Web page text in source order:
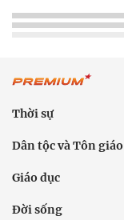
Thời sự
Dân tộc và Tôn giáo
Giáo dục
Đời sống